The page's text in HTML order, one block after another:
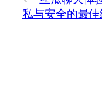
私与安全的最